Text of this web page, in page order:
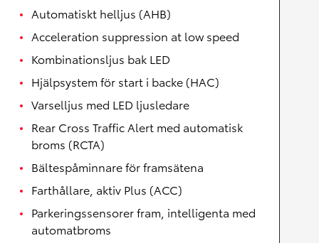
Automatiskt helljus (AHB)
Acceleration suppression at low speed
Kombinationsljus bak LED
Hjälpsystem för start i backe (HAC)
Varselljus med LED ljusledare
Rear Cross Traffic Alert med automatisk
broms (RCTA)
Bältespåminnare för framsätena
Farthållare, aktiv Plus (ACC)
Parkeringssensorer fram, intelligenta med
automatbroms